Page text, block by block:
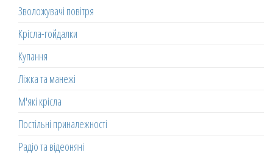
Зволожувачі повітря
Крісла-гойдалки
Купання
Ліжка та манежі
М'які крісла
Постільні приналежності
Радіо та відеоняні